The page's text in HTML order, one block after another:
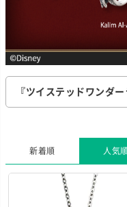
『ツイステッドワンダ
新着順 人気順